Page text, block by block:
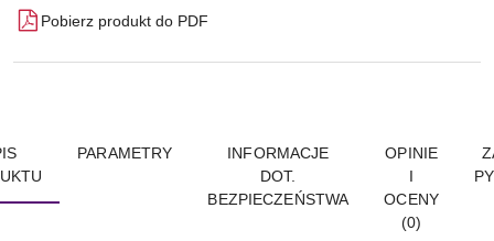
Pobierz produkt do PDF
PARAMETRY
INFORMACJE
DOT.
BEZPIECZEŃSTWA
OPINIE
I
OCENY
(0)